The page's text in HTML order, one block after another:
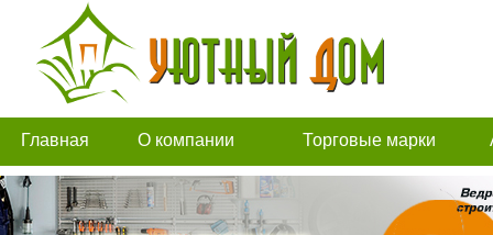
Главная О компании Торговые марки